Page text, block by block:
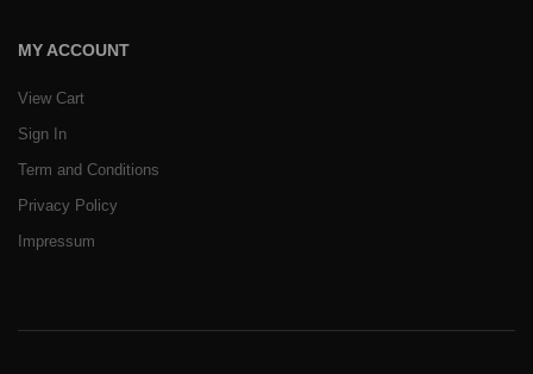
MY ACCOUNT
View Cart
Sign In
Term and Conditions
Privacy Policy
Impressum